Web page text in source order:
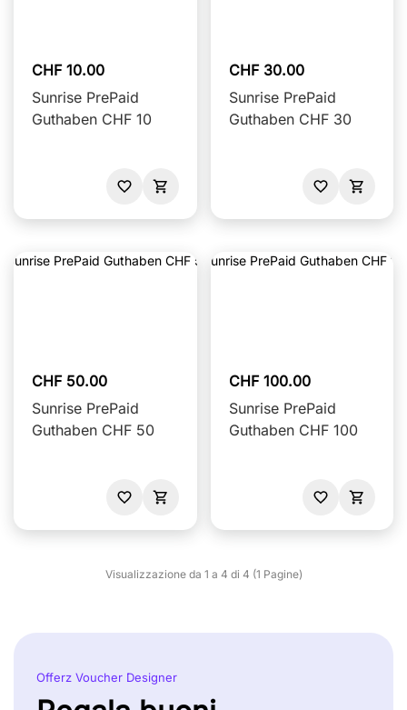
CHF 10.00
Sunrise PrePaid
Guthaben CHF 10
CHF 30.00
Sunrise PrePaid
Guthaben CHF 30
CHF 50.00
Sunrise PrePaid
Guthaben CHF 50
CHF 100.00
Sunrise PrePaid
Guthaben CHF 100
Visualizzazione da 1 a 4 di 4 (1 Pagine)
Offerz Voucher Designer